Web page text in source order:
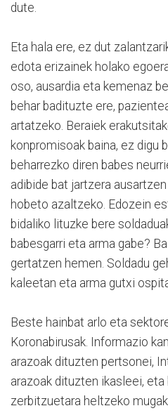
dute.
Eta hala ere, ez dut
edota erizainek holako
oso, ausardia eta kemenaz
behar badituzte ere,
artatzeko. Beraiek
konpromisoak baina, ez digu
beharrezko diren babes
adibide bat jartzera
hobeto azaltzeko. Edozein
bidaliko lituzke bere
babesgarri eta arma gabe?
gertatzen hemen. Soldadu
kaleetan eta arma gutxi
Beste hainbat arlo eta
Koronabirusak. Informazio
arazoak dituzten pertsonei,
arazoak dituzten ikasleei, eta
zerbitzuetara heltzeko